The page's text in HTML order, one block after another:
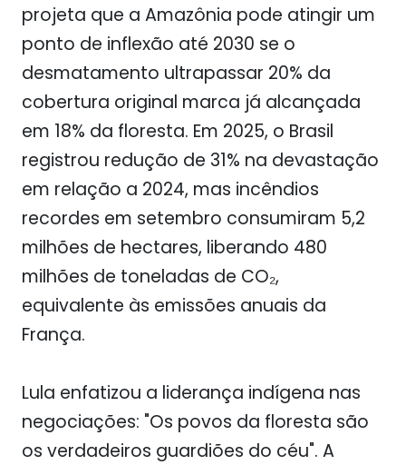
projeta que a Amazônia pode atingir um
ponto de inflexão até 2030 se o
desmatamento ultrapassar 20% da
cobertura original marca já alcançada
em 18% da floresta. Em 2025, o Brasil
registrou redução de 31% na devastação
em relação a 2024, mas incêndios
recordes em setembro consumiram 5,2
milhões de hectares, liberando 480
milhões de toneladas de CO₂,
equivalente às emissões anuais da
França.
Lula enfatizou a liderança indígena nas
negociações: "Os povos da floresta são
os verdadeiros guardiões do céu". A